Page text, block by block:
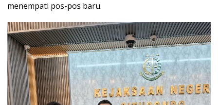
menempati pos-pos baru.